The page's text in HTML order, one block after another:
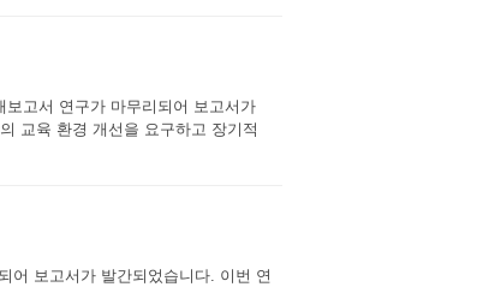
고서 연구가 마무리되어 보고서가
교육 환경 개선을 요구하고 장기적
어 보고서가 발간되었습니다. 이번 연